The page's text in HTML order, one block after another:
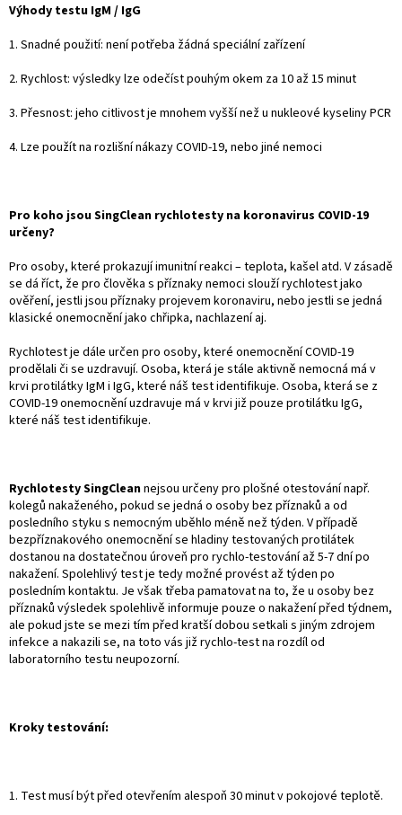
Výhody testu IgM / IgG
1. Snadné použití: není potřeba žádná speciální zařízení
2. Rychlost: výsledky lze odečíst pouhým okem za 10 až 15 minut
3. Přesnost: jeho citlivost je mnohem vyšší než u nukleové kyseliny PCR
4. Lze použít na rozlišní nákazy COVID-19, nebo jiné nemoci
Pro koho jsou SingClean rychlotesty na koronavirus COVID-19
určeny?
Pro osoby, které prokazují imunitní reakci – teplota, kašel atd. V zásadě
se dá říct, že pro člověka s příznaky nemoci slouží rychlotest jako
ověření, jestli jsou příznaky projevem koronaviru, nebo jestli se jedná
klasické onemocnění jako chřipka, nachlazení aj.
Rychlotest je dále určen pro osoby, které onemocnění COVID-19
prodělali či se uzdravují. Osoba, která je stále aktivně nemocná má v
krvi protilátky IgM i IgG, které náš test identifikuje. Osoba, která se z
COVID-19 onemocnění uzdravuje má v krvi již pouze protilátku IgG,
které náš test identifikuje.
Rychlotesty SingCleannejsou určeny pro plošné otestování např.
kolegů nakaženého, pokud se jedná o osoby bez příznaků a od
posledního styku s nemocným uběhlo méně než týden. V případě
bezpříznakového onemocnění se hladiny testovaných protilátek
dostanou na dostatečnou úroveň pro rychlo-testování až 5-7 dní po
nakažení. Spolehlivý test je tedy možné provést až týden po
posledním kontaktu. Je však třeba pamatovat na to, že u osoby bez
příznaků výsledek spolehlivě informuje pouze o nakažení před týdnem,
ale pokud jste se mezi tím před kratší dobou setkali s jiným zdrojem
infekce a nakazili se, na toto vás již rychlo-test na rozdíl od
laboratorního testu neupozorní.
Kroky testování:
1. Test musí být před otevřením alespoň 30 minut v pokojové teplotě.